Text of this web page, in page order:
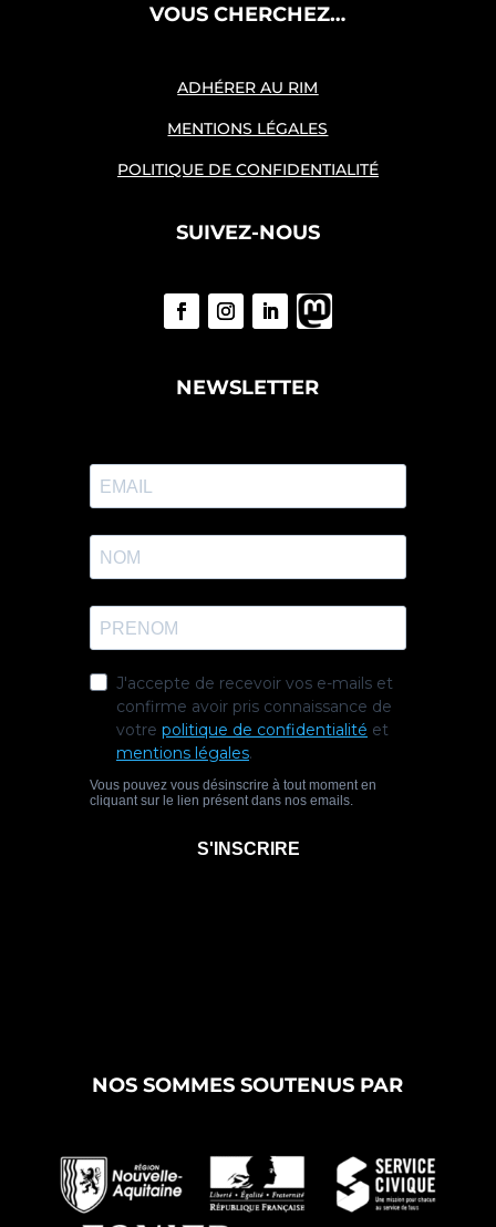
VOUS CHERCHEZ…
ADHÉRER AU RIM
MENTIONS LÉGALES
POLITIQUE DE CONFIDENTIALITÉ
SUIVEZ-NOUS
NEWSLETTER
NOS SOMMES SOUTENUS PAR